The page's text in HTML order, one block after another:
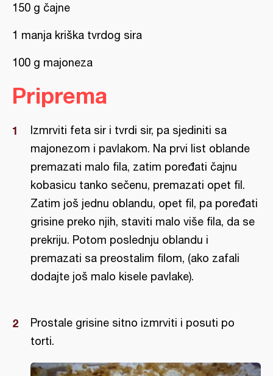
150 g čajne
1 manja kriška tvrdog sira
100 g majoneza
Priprema
Izmrviti feta sir i tvrdi sir, pa sjediniti sa
majonezom i pavlakom. Na prvi list oblande
premazati malo fila, zatim poređati čajnu
kobasicu tanko sečenu, premazati opet fil.
Zatim još jednu oblandu, opet fil, pa poređati
grisine preko njih, staviti malo više fila, da se
prekriju. Potom poslednju oblandu i
premazati sa preostalim filom, (ako zafali
dodajte još malo kisele pavlake).
Prostale grisine sitno izmrviti i posuti po
torti.